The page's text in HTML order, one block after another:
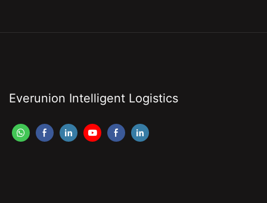
Everunion Intelligent Logistics